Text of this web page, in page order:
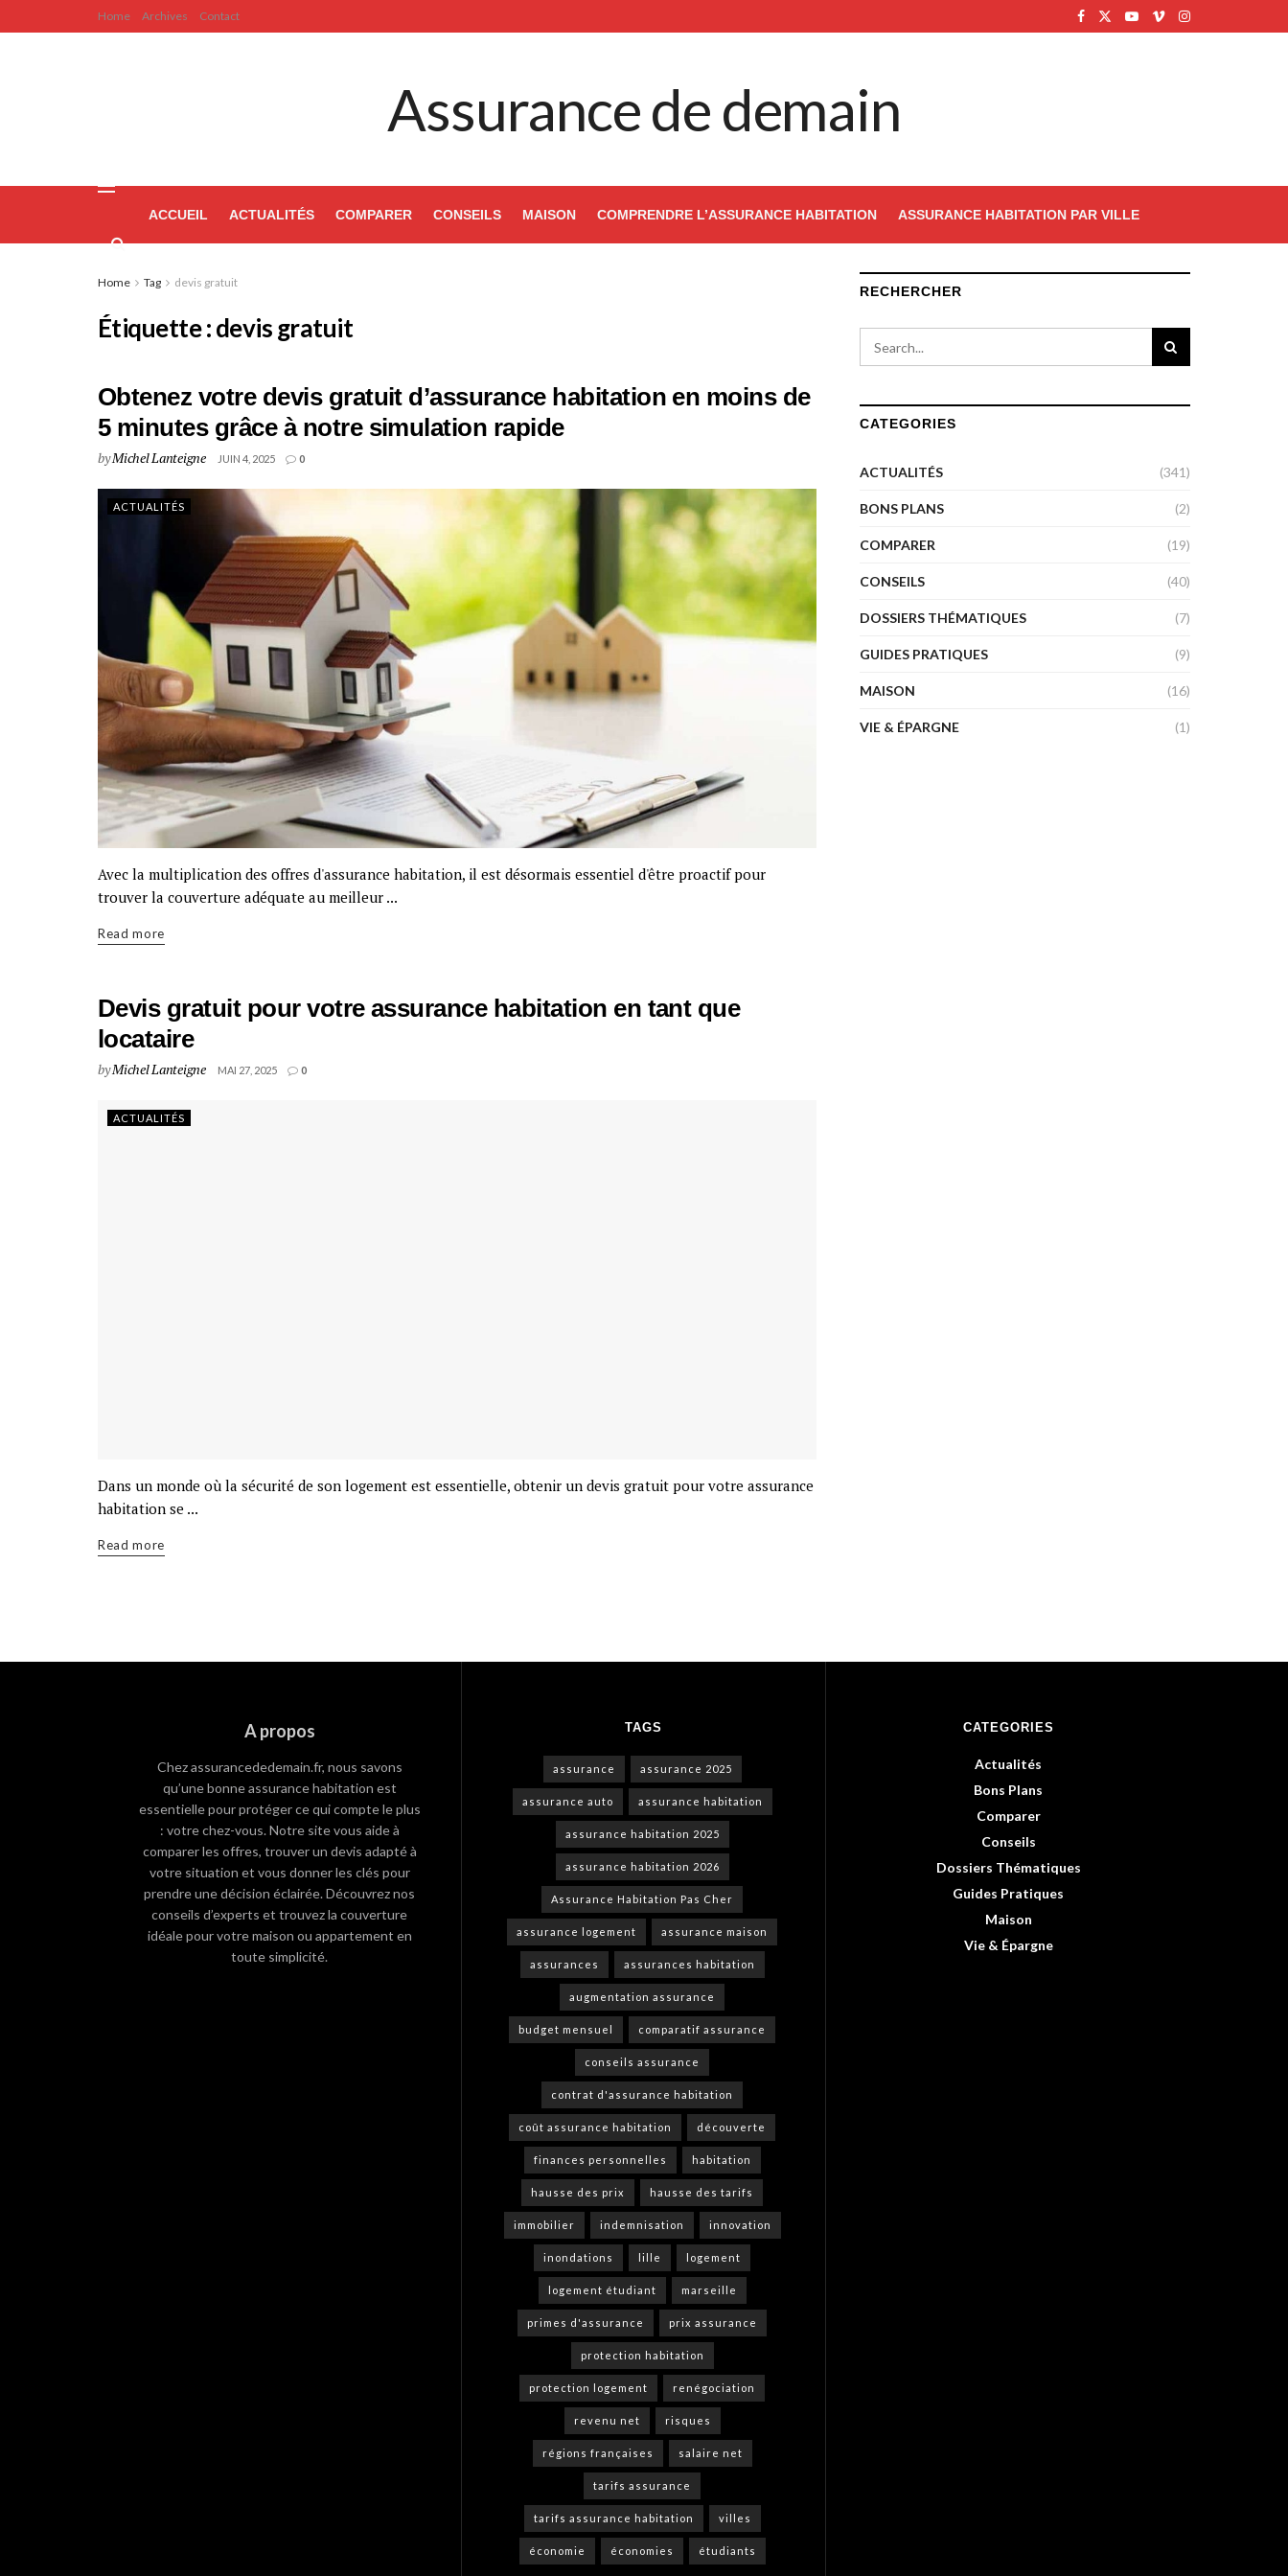
Home Archives Contact
Assurance de demain
ACCUEIL ACTUALITÉS COMPARER CONSEILS MAISON COMPRENDRE L’ASSURANCE HABITATION ASSURANCE HABITATION PAR VILLE
Home Tag devis gratuit
Étiquette :devis gratuit
Obtenez votre devis gratuit d’assurance habitation en moins de
5 minutes grâce à notre simulation rapide
byMichel Lanteigne JUIN 4, 2025 0
ACTUALITÉS
Avec la multiplication des offres d'assurance habitation, il est désormais essentiel d'être proactif pour
trouver la couverture adéquate au meilleur ...
Read more
Devis gratuit pour votre assurance habitation en tant que
locataire
byMichel Lanteigne MAI 27, 2025 0
ACTUALITÉS
Dans un monde où la sécurité de son logement est essentielle, obtenir un devis gratuit pour votre assurance
habitation se ...
Read more
RECHERCHER
CATEGORIES
ACTUALITÉS (341)
BONS PLANS (2)
COMPARER (19)
CONSEILS (40)
DOSSIERS THÉMATIQUES (7)
GUIDES PRATIQUES (9)
MAISON (16)
VIE & ÉPARGNE (1)
A propos
Chez assurancededemain.fr, nous savons
qu’une bonne assurance habitation est
essentielle pour protéger ce qui compte le plus
: votre chez-vous. Notre site vous aide à
comparer les offres, trouver un devis adapté à
votre situation et vous donner les clés pour
prendre une décision éclairée. Découvrez nos
conseils d’experts et trouvez la couverture
idéale pour votre maison ou appartement en
toute simplicité.
TAGS
assurance assurance 2025
assurance auto assurance habitation
assurance habitation 2025
assurance habitation 2026
Assurance Habitation Pas Cher
assurance logement assurance maison
assurances assurances habitation
augmentation assurance
budget mensuel comparatif assurance
conseils assurance
contrat d'assurance habitation
coût assurance habitation découverte
finances personnelles habitation
hausse des prix hausse des tarifs
immobilier indemnisation innovation
inondations lille logement
logement étudiant marseille
primes d'assurance prix assurance
protection habitation
protection logement renégociation
revenu net risques
régions françaises salaire net
tarifs assurance
tarifs assurance habitation villes
économie économies étudiants
CATEGORIES
Actualités
Bons Plans
Comparer
Conseils
Dossiers Thématiques
Guides Pratiques
Maison
Vie & Épargne